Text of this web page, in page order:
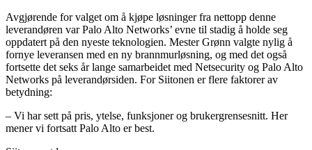
Avgjørende for valget om å kjøpe løsninger fra nettopp denne
leverandøren var Palo Alto Networks’ evne til stadig å holde seg
oppdatert på den nyeste teknologien. Mester Grønn valgte nylig å
fornye leveransen med en ny brannmurløsning, og med det også
fortsette det seks år lange samarbeidet med Netsecurity og Palo Alto
Networks på leverandørsiden. For Siitonen er flere faktorer av
betydning:
– Vi har sett på pris, ytelse, funksjoner og brukergrensesnitt. Her
mener vi fortsatt Palo Alto er best.